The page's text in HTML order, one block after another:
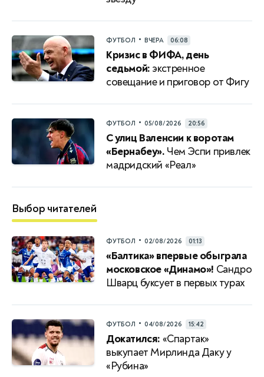
ФУТБОЛ • ВЧЕРА 06:08
Кризис в ФИФА, день
седьмой: экстренное
совещание и приговор от Фигу
ФУТБОЛ • 05/08/2026 20:56
С улиц Валенсии к воротам
«Бернабеу». Чем Эспи привлек
мадридский «Реал»
Выбор читателей
ФУТБОЛ • 02/08/2026 01:13
«Балтика» впервые обыграла
московское «Динамо»! Сандро
Шварц буксует в первых турах
ФУТБОЛ • 04/08/2026 15:42
Докатился: «Спартак»
выкупает Мирлинда Даку у
«Рубина»